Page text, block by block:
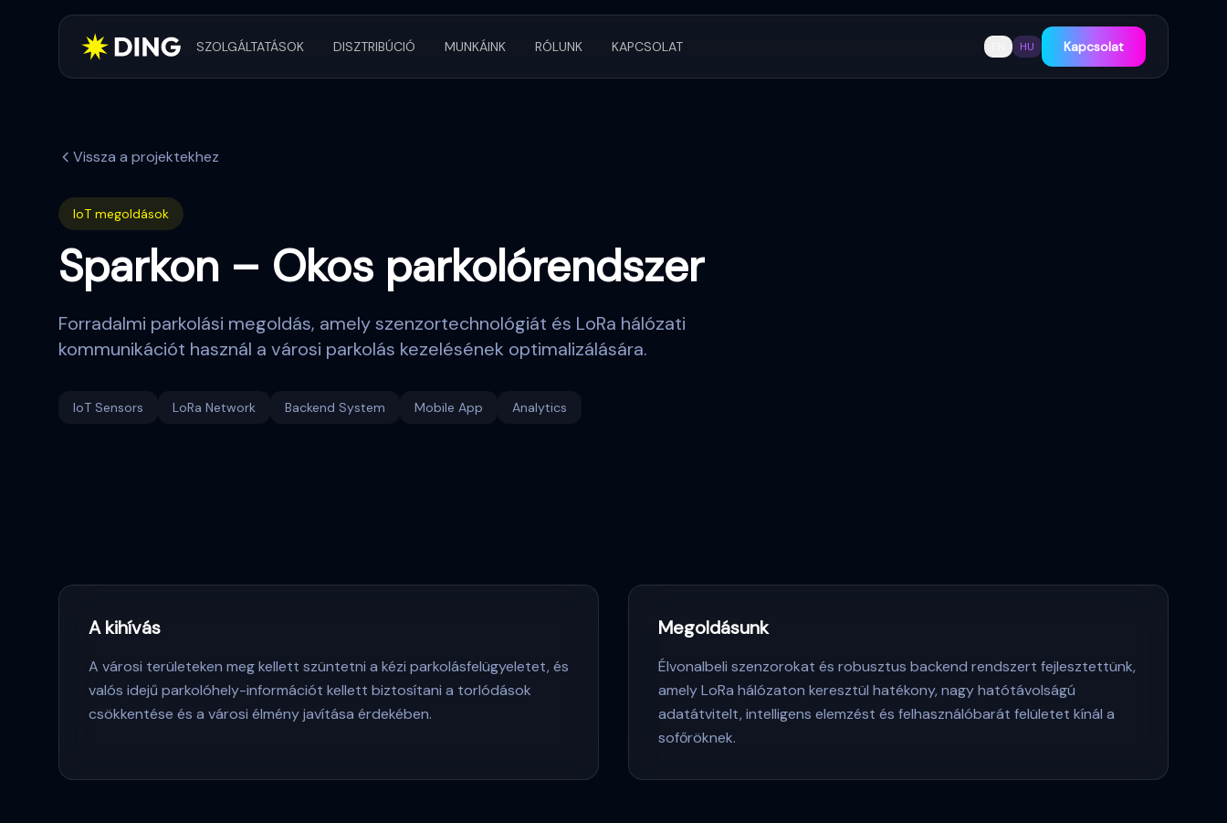
SZOLGÁLTATÁSOK DISZTRIBÚCIÓ MUNKÁINK RÓLUNK KAPCSOLAT HU Kapcsolat
Vissza a projektekhez
IoT megoldások
Sparkon – Okos parkolórendszer
Forradalmi parkolási megoldás, amely szenzortechnológiát és LoRa hálózati
kommunikációt használ a városi parkolás kezelésének optimalizálására.
IoT Sensors LoRa Network Backend System Mobile App Analytics
A kihívás
A városi területeken meg kellett szüntetni a kézi parkolásfelügyeletet, és
valós idejű parkolóhely-információt kellett biztosítani a torlódások
csökkentése és a városi élmény javítása érdekében.
Megoldásunk
Élvonalbeli szenzorokat és robusztus backend rendszert fejlesztettünk,
amely LoRa hálózaton keresztül hatékony, nagy hatótávolságú
adatátvitelt, intelligens elemzést és felhasználóbarát felületet kínál a
sofőröknek.